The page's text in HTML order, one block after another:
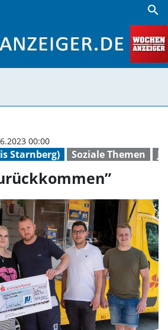
search
Starnberg) Soziale Themen
00:00